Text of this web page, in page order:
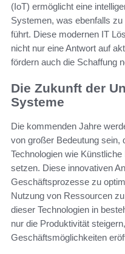
(IoT) ermöglicht eine
Systemen, was ebenfalls
führt. Diese modernen IT
nicht nur eine Antwort auf
fördern auch die Schaffung
Die Zukunft der
Systeme
Die kommenden Jahre
von großer Bedeutung sein,
Technologien wie
setzen. Diese innovativen
Geschäftsprozesse zu
Nutzung von Ressourcen
dieser Technologien in
nur die Produktivität
Geschäftsmöglichkeiten